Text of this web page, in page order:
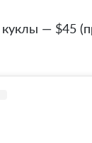
— $45